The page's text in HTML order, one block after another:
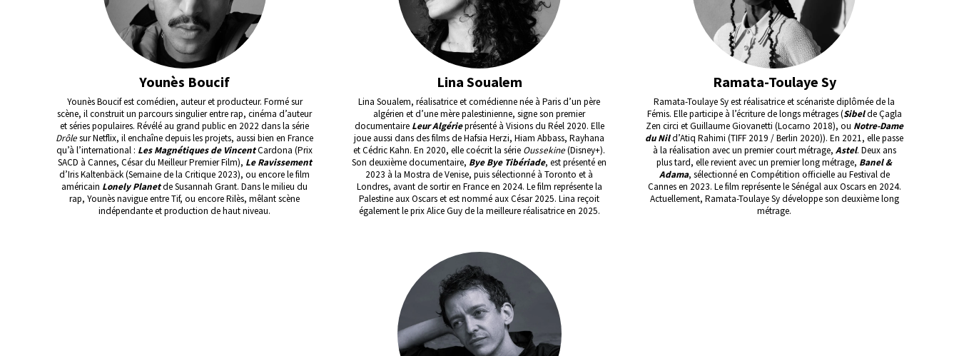
Younès Boucif
Younès Boucif est comédien, auteur et producteur. Formé sur
scène, il construit un parcours singulier entre rap, cinéma d’auteur
et séries populaires. Révélé au grand public en 2022 dans la série
Drôlesur Netflix, il enchaîne depuis les projets, aussi bien en France
qu’à l’international : Les Magnétiques de VincentCardona (Prix
SACD à Cannes, César du Meilleur Premier Film), Le Ravissement
d’Iris Kaltenbäck (Semaine de la Critique 2023), ou encore le film
américain Lonely Planetde Susannah Grant. Dans le milieu du
rap, Younès navigue entre Tif, ou encore Rilès, mêlant scène
indépendante et production de haut niveau.
Lina Soualem
Lina Soualem, réalisatrice et comédienne née à Paris d’un père
algérien et d’une mère palestinienne, signe son premier
documentaire Leur Algérieprésenté à Visions du Réel 2020. Elle
joue aussi dans des films de Hafsia Herzi, Hiam Abbass, Rayhana
et Cédric Kahn. En 2020, elle coécrit la série Oussekine(Disney+).
Son deuxième documentaire, Bye Bye Tibériade, est présenté en
2023 à la Mostra de Venise, puis sélectionné à Toronto et à
Londres, avant de sortir en France en 2024. Le film représente la
Palestine aux Oscars et est nommé aux César 2025. Lina reçoit
également le prix Alice Guy de la meilleure réalisatrice en 2025.
Ramata-Toulaye Sy
Ramata-Toulaye Sy est réalisatrice et scénariste diplômée de la
Fémis. Elle participe à l’écriture de longs métrages (Sibelde Çagla
Zen circi et Guillaume Giovanetti (Locarno 2018), ou Notre-Dame
du Nild’Atiq Rahimi (TIFF 2019 / Berlin 2020)). En 2021, elle passe
à la réalisation avec un premier court métrage, Astel. Deux ans
plus tard, elle revient avec un premier long métrage, Banel &
Adama, sélectionné en Compétition officielle au Festival de
Cannes en 2023. Le film représente le Sénégal aux Oscars en 2024.
Actuellement, Ramata-Toulaye Sy développe son deuxième long
métrage.